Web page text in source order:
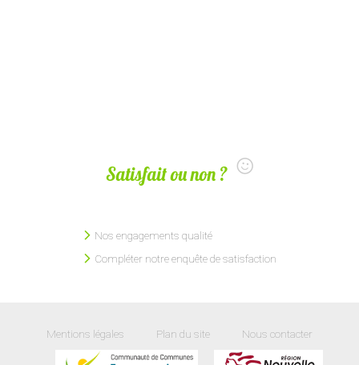
Satisfait ou non ?
Nos engagements qualité
Compléter notre enquête de satisfaction
Mentions légales Plan du site Nous contacter